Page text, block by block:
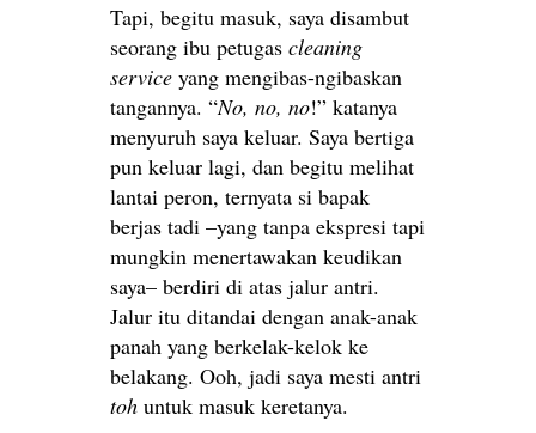
Tapi, begitu masuk, saya disambut
seorang ibu petugas cleaning
service yang mengibas-ngibaskan
tangannya. “No, no, no!” katanya
menyuruh saya keluar. Saya bertiga
pun keluar lagi, dan begitu melihat
lantai peron, ternyata si bapak
berjas tadi –yang tanpa ekspresi tapi
mungkin menertawakan keudikan
saya– berdiri di atas jalur antri.
Jalur itu ditandai dengan anak-anak
panah yang berkelak-kelok ke
belakang. Ooh, jadi saya mesti antri
toh untuk masuk keretanya.